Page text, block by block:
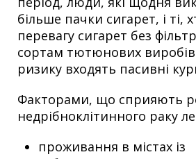
більше пачки сигарет, і ті,
перевагу сигарет без
сортам тютюнових
ризику входять пасивні
Факторами, що сприяють
недрібноклітинного раку
проживання в містах із